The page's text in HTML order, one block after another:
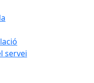
servei